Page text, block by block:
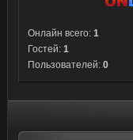
Онлайн всего: 1
Гостей: 1
Пользователей: 0